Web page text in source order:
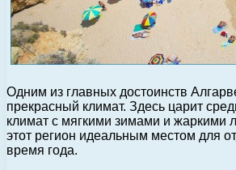
Одним из главных достоинств
прекрасный климат. Здесь царит
климат с мягкими зимами и жаркими
этот регион идеальным местом для
время года.